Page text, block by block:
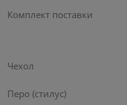
Комплект поставки
Чехол
Перо (стилус)